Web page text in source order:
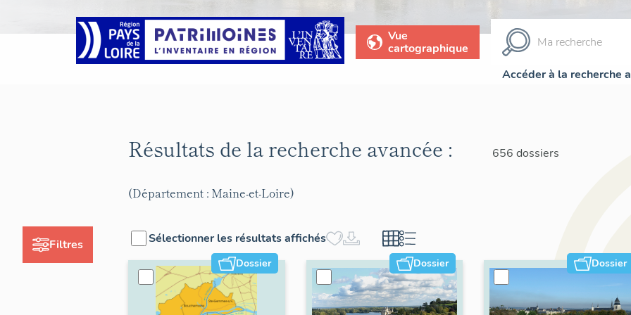
Vue
cartographique
Accéder à la recherche
Filtres
Résultats de la recherche avancée : 656 dossiers
(Département : Maine-et-Loire)
Sélectionner les résultats affichés
Dossier Dossier Dossier